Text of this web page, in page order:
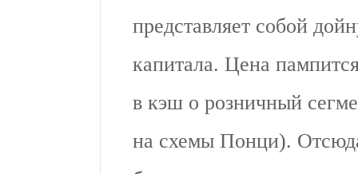
представляет собой
капитала. Цена
в кэш о розничный
на схемы Понци).